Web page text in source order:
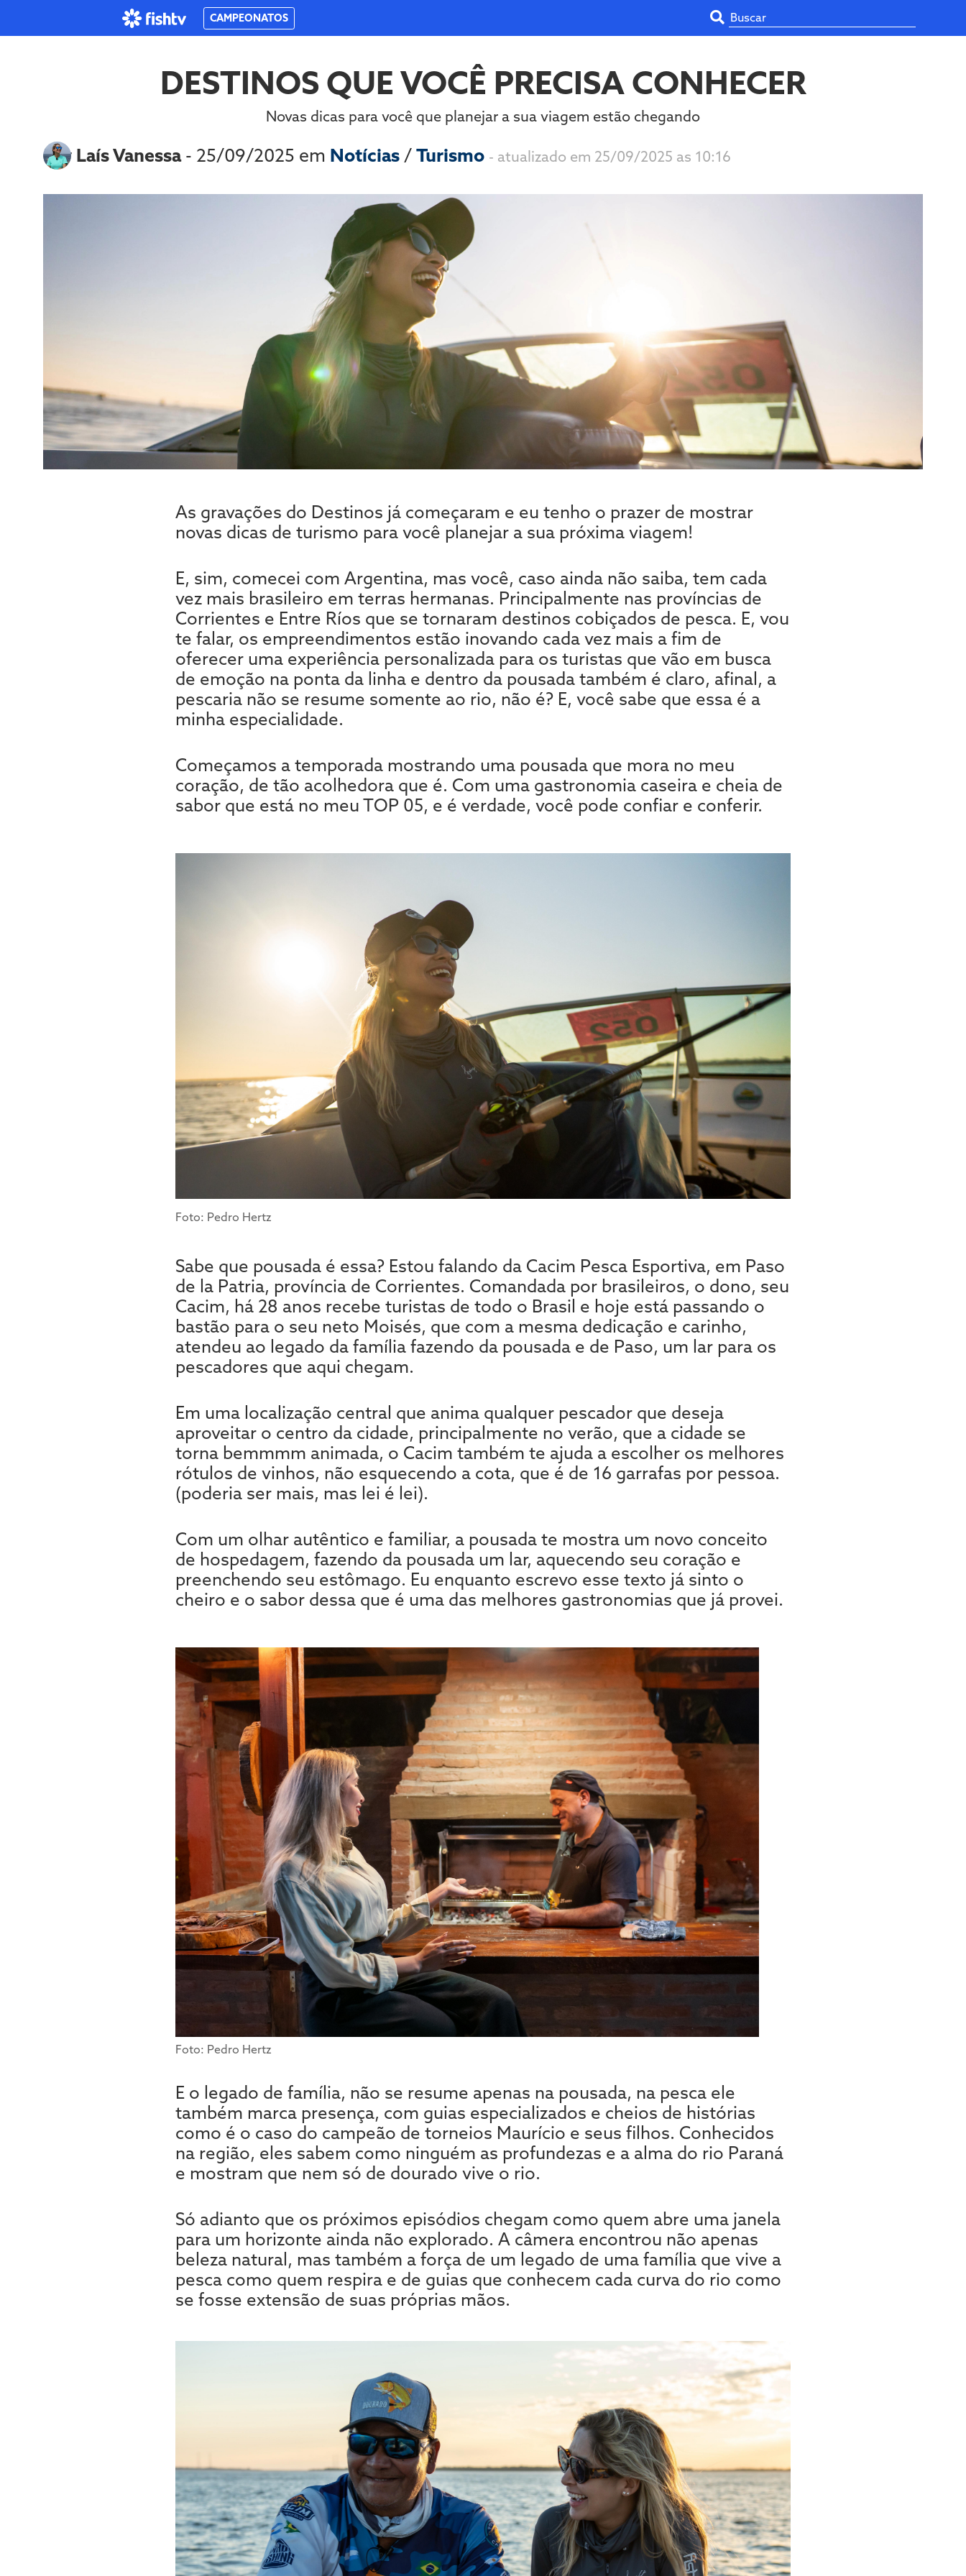
CAMPEONATOS
DESTINOS QUE VOCÊ PRECISA CONHECER
Novas dicas para você que planejar a sua viagem estão chegando
Por Laís Vanessa- 25/09/2025 em Notícias/Turismo - atualizado em 25/09/2025 as 10:16
As gravações do Destinos já começaram e eu tenho o prazer de mostrar
novas dicas de turismo para você planejar a sua próxima viagem!
E, sim, comecei com Argentina, mas você, caso ainda não saiba, tem cada
vez mais brasileiro em terras hermanas. Principalmente nas províncias de
Corrientes e Entre Ríos que se tornaram destinos cobiçados de pesca. E, vou
te falar, os empreendimentos estão inovando cada vez mais a fim de
oferecer uma experiência personalizada para os turistas que vão em busca
de emoção na ponta da linha e dentro da pousada também é claro, afinal, a
pescaria não se resume somente ao rio, não é? E, você sabe que essa é a
minha especialidade.
Começamos a temporada mostrando uma pousada que mora no meu
coração, de tão acolhedora que é. Com uma gastronomia caseira e cheia de
sabor que está no meu TOP 05, e é verdade, você pode confiar e conferir.
Foto: Pedro Hertz
Sabe que pousada é essa? Estou falando da Cacim Pesca Esportiva, em Paso
de la Patria, província de Corrientes. Comandada por brasileiros, o dono, seu
Cacim, há 28 anos recebe turistas de todo o Brasil e hoje está passando o
bastão para o seu neto Moisés, que com a mesma dedicação e carinho,
atendeu ao legado da família fazendo da pousada e de Paso, um lar para os
pescadores que aqui chegam.
Em uma localização central que anima qualquer pescador que deseja
aproveitar o centro da cidade, principalmente no verão, que a cidade se
torna bemmmm animada, o Cacim também te ajuda a escolher os melhores
rótulos de vinhos, não esquecendo a cota, que é de 16 garrafas por pessoa.
(poderia ser mais, mas lei é lei).
Com um olhar autêntico e familiar, a pousada te mostra um novo conceito
de hospedagem, fazendo da pousada um lar, aquecendo seu coração e
preenchendo seu estômago. Eu enquanto escrevo esse texto já sinto o
cheiro e o sabor dessa que é uma das melhores gastronomias que já provei.
Foto: Pedro Hertz
E o legado de família, não se resume apenas na pousada, na pesca ele
também marca presença, com guias especializados e cheios de histórias
como é o caso do campeão de torneios Maurício e seus filhos. Conhecidos
na região, eles sabem como ninguém as profundezas e a alma do rio Paraná
e mostram que nem só de dourado vive o rio.
Só adianto que os próximos episódios chegam como quem abre uma janela
para um horizonte ainda não explorado. A câmera encontrou não apenas
beleza natural, mas também a força de um legado de uma família que vive a
pesca como quem respira e de guias que conhecem cada curva do rio como
se fosse extensão de suas próprias mãos.